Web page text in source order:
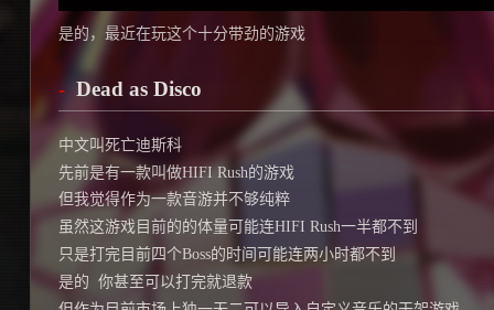
是的，最近在玩这个十分带劲的游戏
Dead as Disco
中文叫死亡迪斯科
先前是有一款叫做HIFI Rush的游戏
但我觉得作为一款音游并不够纯粹
虽然这游戏目前的的体量可能连HIFI Rush一半都不到
只是打完目前四个Boss的时间可能连两小时都不到
是的  你甚至可以打完就退款